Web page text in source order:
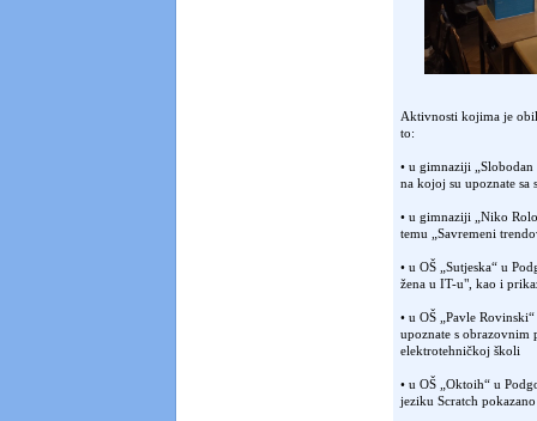
Aktivnosti kojima je
to:
• u gimnaziji
na kojoj su upoznate sa
• u gimnaziji „Niko
temu „Savremeni
• u OŠ „Sutjeska“ u
žena u IT-u", kao i
• u OŠ „Pavle
upoznate s obrazovnim
elektrotehničkoj školi
• u OŠ „Oktoih“ u
jeziku Scratch